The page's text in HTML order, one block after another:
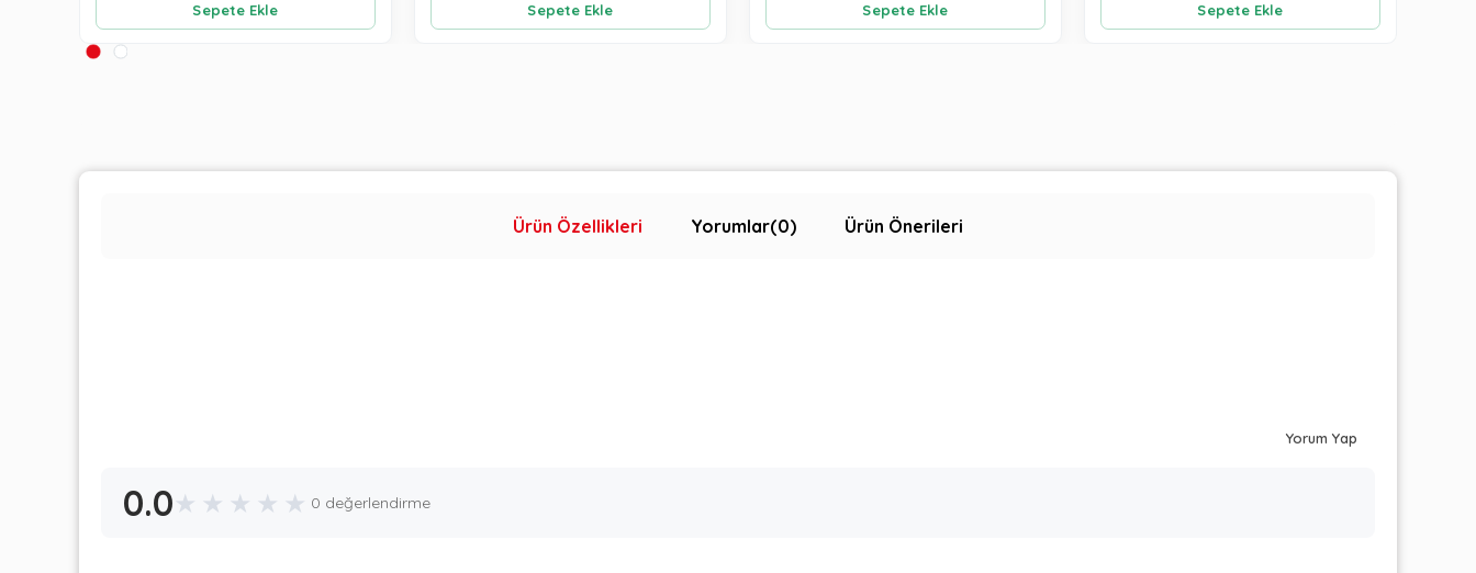
Sepete Ekle Sepete Ekle Sepete Ekle Sepete Ekle
Ürün Özellikleri Yorumlar(0) Ürün Önerileri
Yorum Yap
0.0★ ★ ★ ★ ★ 0 değerlendirme